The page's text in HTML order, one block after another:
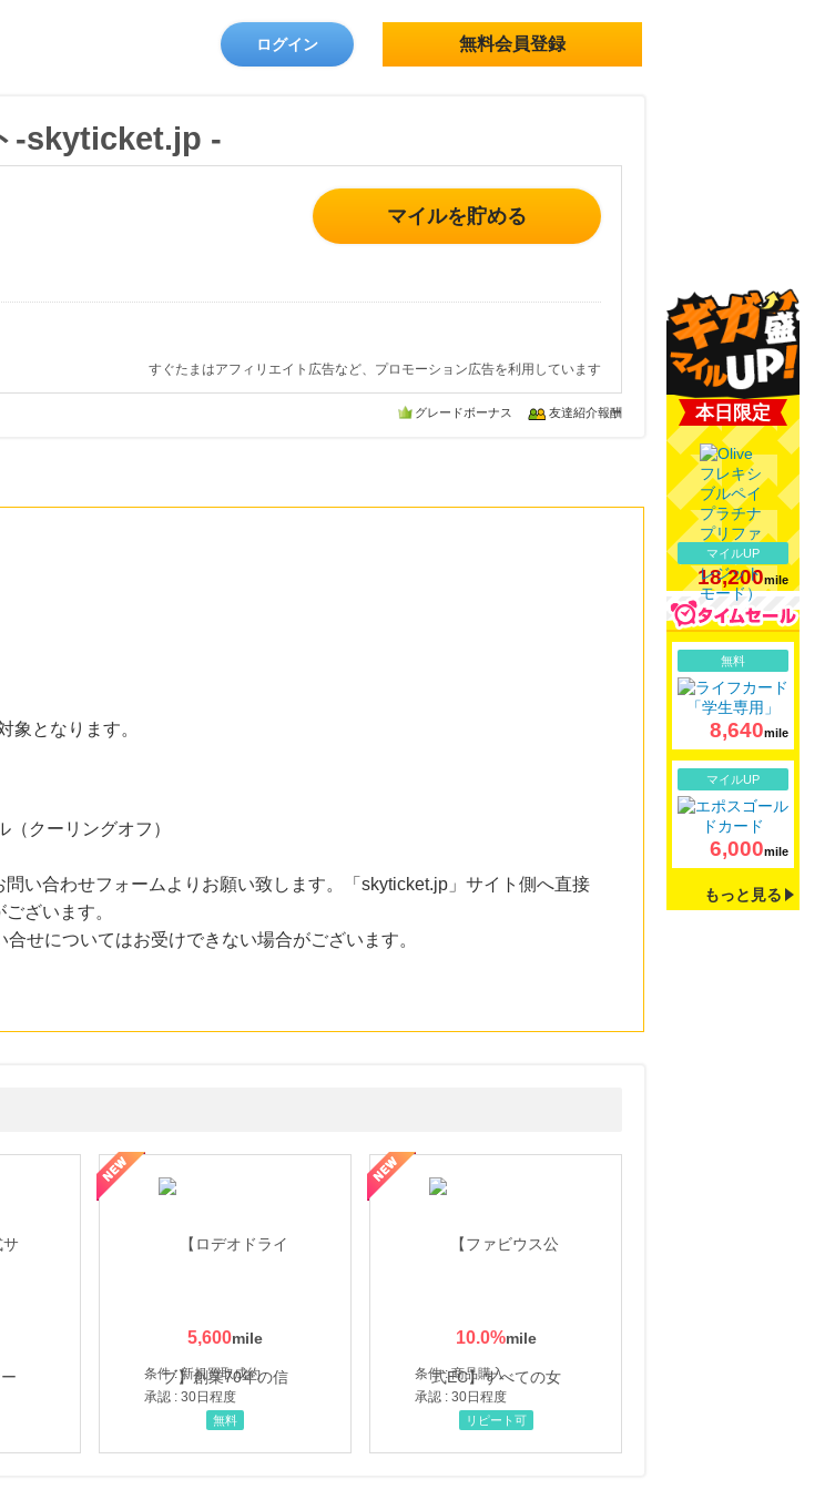
ログイン 無料会員登録
-skyticket.jp -
マイルを貯める
すぐたまはアフィリエイト広告など、プロモーション広告を利用しています
グレードボーナス 友達紹介報酬
象となります。
クーリングオフ）
い合わせフォームよりお願い致します。「skyticket.jp」サイト側へ直接
ざいます。
せについてはお受けできない場合がございます。
5,600
条件 : 新規買取成約
承認 : 30日程度
無料
10.0%
条件 : 商品購入
承認 : 30日程度
た商品で女性の美を応援しています
リピート可
本日限定
マイルUP
18,200mile
無料
8,640mile
マイルUP
6,000mile
もっと見る